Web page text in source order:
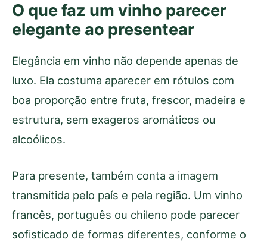
O que faz um vinho parecer
elegante ao presentear
Elegância em vinho não depende apenas de
luxo. Ela costuma aparecer em rótulos com
boa proporção entre fruta, frescor, madeira e
estrutura, sem exageros aromáticos ou
alcoólicos.
Para presente, também conta a imagem
transmitida pelo país e pela região. Um vinho
francês, português ou chileno pode parecer
sofisticado de formas diferentes, conforme o